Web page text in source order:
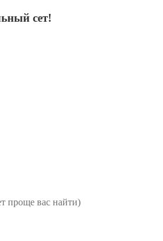
сет!
проще вас найти)